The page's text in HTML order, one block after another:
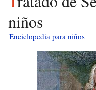
niños
Enciclopedia para niños